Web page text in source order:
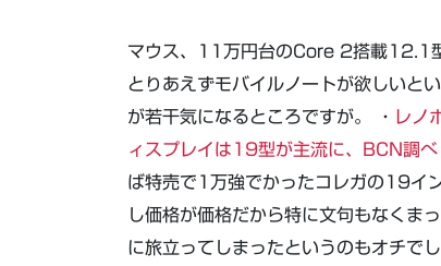
マウス、11万円台のCore 2搭載12.1
とりあえずモバイルノートが欲しいと
が若干気になるところですが。 ・
レ
ィスプレイは19型が主流に、BCN調べ
ば特売で1万強でかったコレガの19イ
し価格が価格だから特に文句もなくま
に旅立ってしまったというのもオチでし